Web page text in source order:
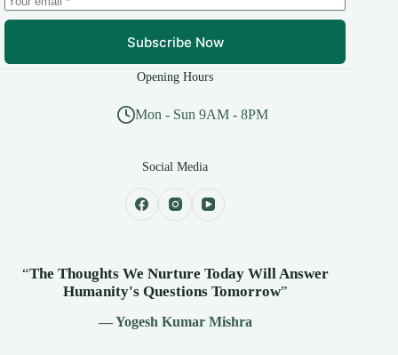
Subscribe Now
Opening Hours
Mon - Sun 9AM - 8PM
Social Media
“The Thoughts We Nurture Today Will Answer
Humanity's Questions Tomorrow”
— Yogesh Kumar Mishra